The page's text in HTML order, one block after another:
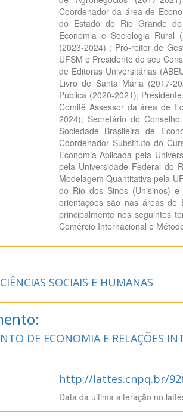
Coordenador da área de
do Estado do Rio Grande
Economia e Sociologia Rural
(2023-2024) ; Pró-reitor de
UFSM e Presidente do seu
de Editoras Universitárias
Livro de Santa Maria (2017-
Pública (2020-2021);
Comitê Assessor da área de
2024); Secretário do
Sociedade Brasileira de
Coordenador Substituto do
Economia Aplicada pela
pela Universidade Federal do
Modelagem Quantitativa pela
do Rio dos Sinos (Unisinos) e
orientações são nas áreas de
principalmente nos seguintes
Comércio Internacional e
SOCIAIS E HUMANAS
DE ECONOMIA E RELAÇÕES
http://lattes.cnpq.br/
Data da última alteração no